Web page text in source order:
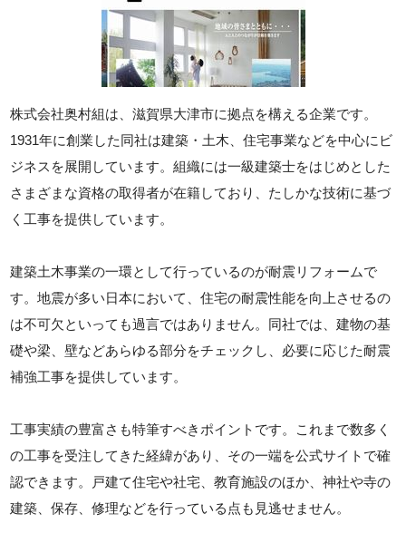
株式会社奥村組は、滋賀県大津市に拠点を構える企業です。
1931年に創業した同社は建築・土木、住宅事業などを中心にビ
ジネスを展開しています。組織には一級建築士をはじめとした
さまざまな資格の取得者が在籍しており、たしかな技術に基づ
く工事を提供しています。
建築土木事業の一環として行っているのが耐震リフォームで
す。地震が多い日本において、住宅の耐震性能を向上させるの
は不可欠といっても過言ではありません。同社では、建物の基
礎や梁、壁などあらゆる部分をチェックし、必要に応じた耐震
補強工事を提供しています。
工事実績の豊富さも特筆すべきポイントです。これまで数多く
の工事を受注してきた経緯があり、その一端を公式サイトで確
認できます。戸建て住宅や社宅、教育施設のほか、神社や寺の
建築、保存、修理などを行っている点も見逃せません。